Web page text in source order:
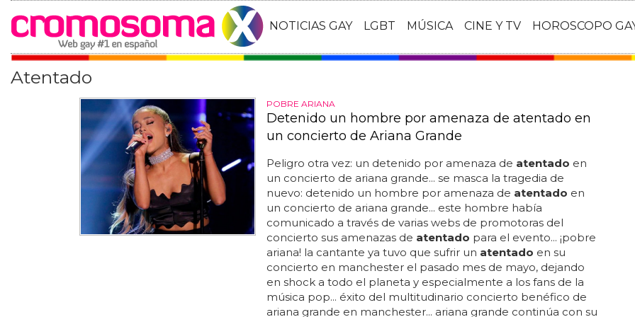
NOTICIAS GAY LGBT MÚSICA CINE Y TV HOROSCOPO
Atentado
POBRE ARIANA
Detenido un hombre por amenaza de atentado en
un concierto de Ariana Grande
Peligro otra vez: un detenido por amenaza de atentado en
un concierto de ariana grande... se masca la tragedia de
nuevo: detenido un hombre por amenaza de atentado en
un concierto de ariana grande... este hombre había
comunicado a través de varias webs de promotoras del
concierto sus amenazas de atentado para el evento... ¡pobre
ariana! la cantante ya tuvo que sufrir un atentado en su
concierto en manchester el pasado mes de mayo, dejando
en shock a todo el planeta y especialmente a los fans de la
música pop... éxito del multitudinario concierto benéfico de
ariana grande en manchester... ariana grande continúa con su